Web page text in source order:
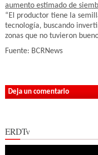
aumento estimado de
“El productor tiene la
tecnología, buscando
zonas que no tuvieron
Fuente: BCRNews
Deja un comentario
ERDTv